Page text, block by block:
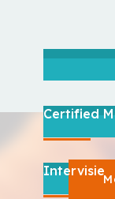
Certified
Intervisie